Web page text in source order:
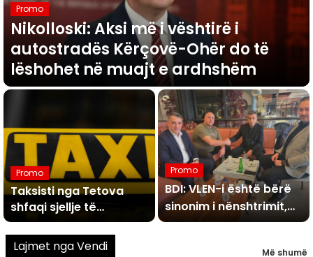
Promo
Nikolloski: Aksi më i vështirë i
autostradës Kërçovë-Ohër do të
lëshohet në muajt e ardhshëm
Promo
Taksisti nga Tetova
shfaqi sjellje të
pahijshme ndaj dy
vajzave njëra nga të
Promo
BDI: VLEN-i është bërë
sinonim i nënshtrimit,
edhe Maksim
Lajmet nga Vendi Më shumë